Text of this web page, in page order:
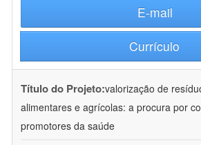
E-mail
Currículo
Título do Projeto:valorização de
alimentares e agrícolas: a procura por
promotores da saúde